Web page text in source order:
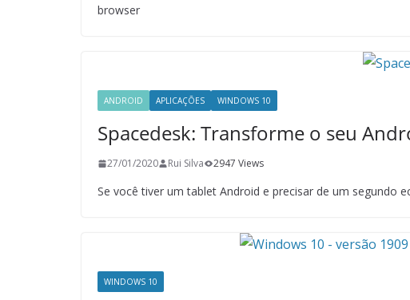
browser
ANDROID APLICAÇÕES WINDOWS 10
Spacedesk: Transforme o seu
27/01/2020 Rui Silva 2947 Views
Se você tiver um tablet Android e precisar de um segundo
WINDOWS 10